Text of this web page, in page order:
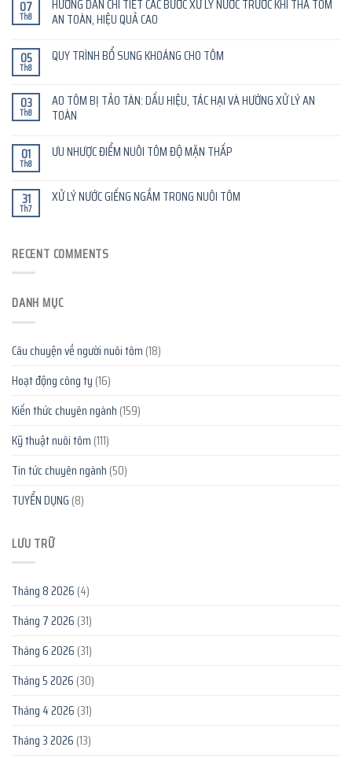
07
Th8
HƯỚNG DẪN CHI TIẾT CÁC BƯỚC XỬ LÝ NƯỚC TRƯỚC KHI THẢ TÔM
AN TOÀN, HIỆU QUẢ CAO
05
Th8
QUY TRÌNH BỔ SUNG KHOÁNG CHO TÔM
03
Th8
AO TÔM BỊ TẢO TÀN: DẤU HIỆU, TÁC HẠI VÀ HƯỚNG XỬ LÝ AN
TOÀN
01
Th8
ƯU NHƯỢC ĐIỂM NUÔI TÔM ĐỘ MẶN THẤP
31
Th7
XỬ LÝ NƯỚC GIẾNG NGẦM TRONG NUÔI TÔM
RECENT COMMENTS
DANH MỤC
Câu chuyện về người nuôi tôm (18)
Hoạt động công ty (16)
Kiến thức chuyên ngành (159)
Kỹ thuật nuôi tôm (111)
Tin tức chuyên ngành (50)
TUYỂN DỤNG (8)
LƯU TRỮ
Tháng 8 2026 (4)
Tháng 7 2026 (31)
Tháng 6 2026 (31)
Tháng 5 2026 (30)
Tháng 4 2026 (31)
Tháng 3 2026 (13)